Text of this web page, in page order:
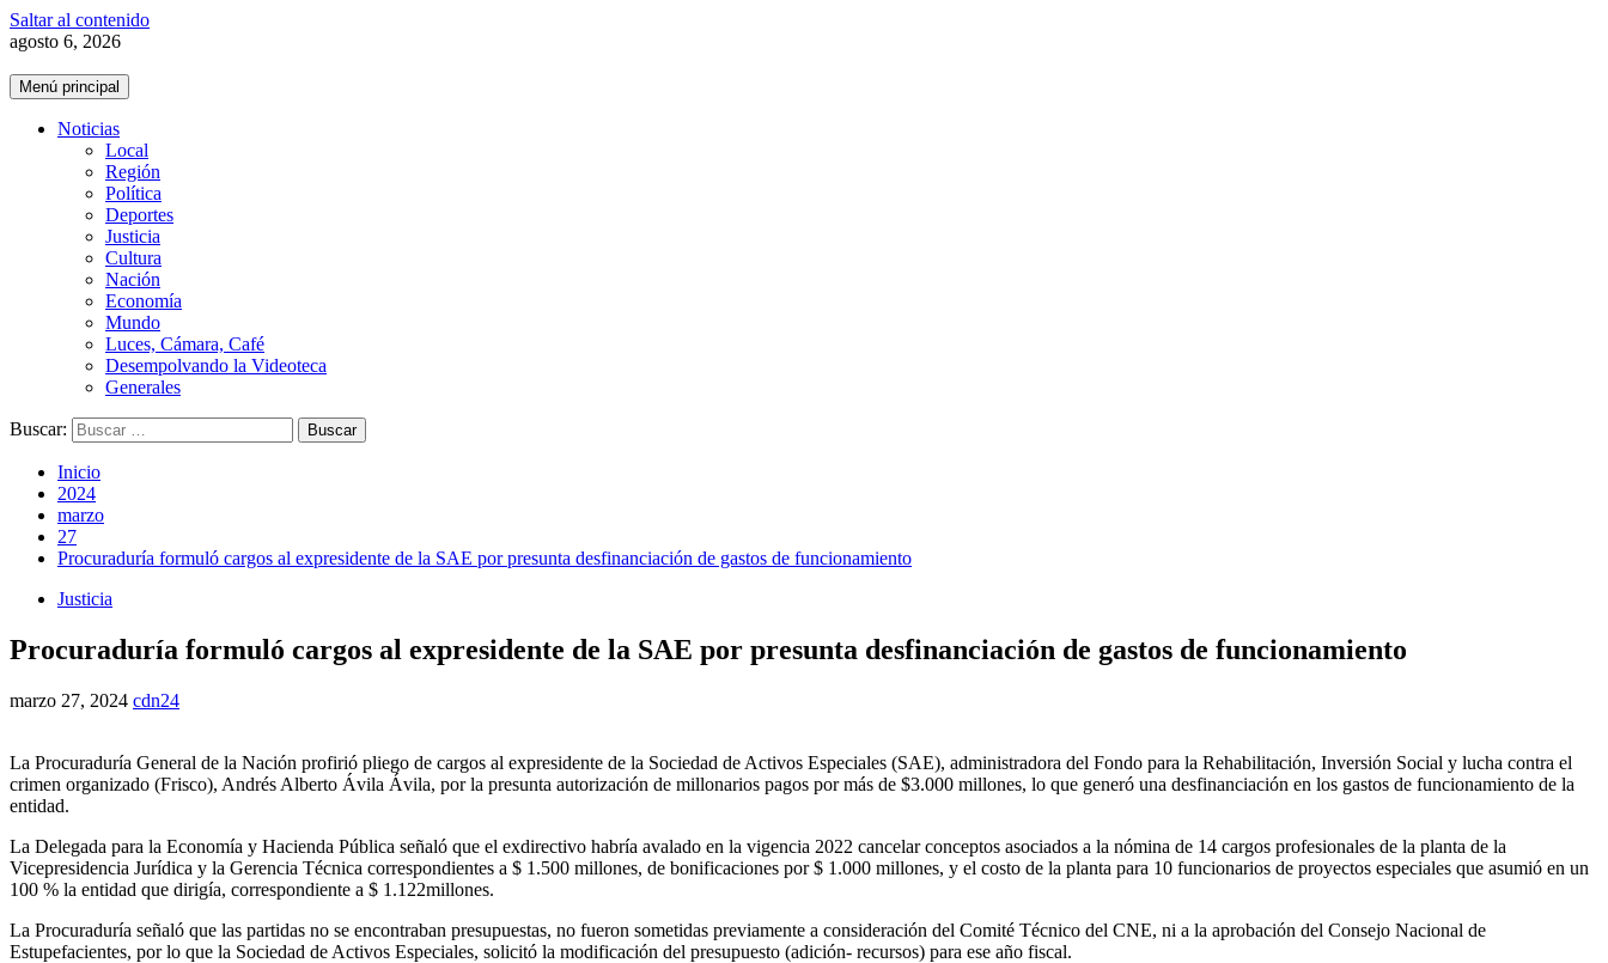
Saltar al contenido
agosto 6, 2026
Menú principal
Noticias
Local
Región
Política
Deportes
Justicia
Cultura
Nación
Economía
Mundo
Luces, Cámara, Café
Desempolvando la Videoteca
Generales
Buscar:
Inicio
2024
marzo
27
Procuraduría formuló cargos al expresidente de la SAE por presunta desfinanciación de gastos de funcionamiento
Justicia
Procuraduría formuló cargos al expresidente de la SAE por presunta desfinanciación de gastos de funcionamiento
marzo 27, 2024 cdn24
La Procuraduría General de la Nación profirió pliego de cargos al expresidente de la Sociedad de Activos Especiales (SAE), administradora del Fondo para la Rehabilitación, Inversión Social y lucha contra el
crimen organizado (Frisco), Andrés Alberto Ávila Ávila, por la presunta autorización de millonarios pagos por más de $3.000 millones, lo que generó una desfinanciación en los gastos de funcionamiento de la
entidad.
La Delegada para la Economía y Hacienda Pública señaló que el exdirectivo habría avalado en la vigencia 2022 cancelar conceptos asociados a la nómina de 14 cargos profesionales de la planta de la
Vicepresidencia Jurídica y la Gerencia Técnica correspondientes a $ 1.500 millones, de bonificaciones por $ 1.000 millones, y el costo de la planta para 10 funcionarios de proyectos especiales que asumió en un
100 % la entidad que dirigía, correspondiente a $ 1.122millones.
La Procuraduría señaló que las partidas no se encontraban presupuestas, no fueron sometidas previamente a consideración del Comité Técnico del CNE, ni a la aprobación del Consejo Nacional de
Estupefacientes, por lo que la Sociedad de Activos Especiales, solicitó la modificación del presupuesto (adición- recursos) para ese año fiscal.